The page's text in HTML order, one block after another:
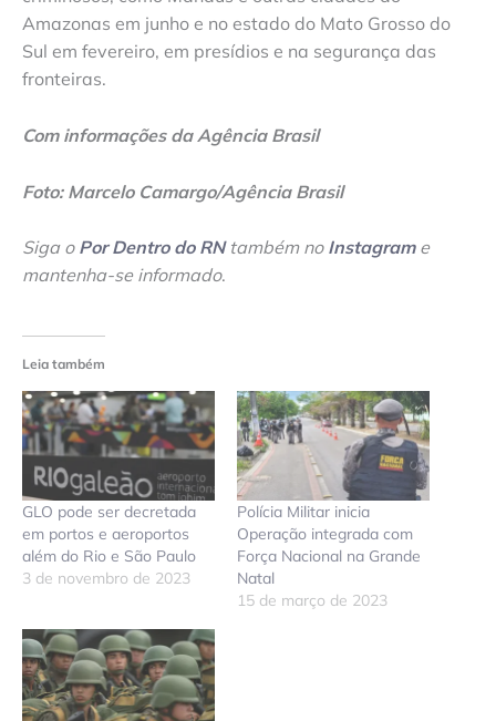
Amazonas em junho e no estado do Mato Grosso do
Sul em fevereiro, em presídios e na segurança das
fronteiras.
Com informações da Agência Brasil
Foto: Marcelo Camargo/Agência Brasil
Siga o Por Dentro do RNtambém no Instagrame
mantenha-se informado.
Leia também
GLO pode ser decretada
em portos e aeroportos
além do Rio e São Paulo
3 de novembro de 2023
Polícia Militar inicia
Operação integrada com
Força Nacional na Grande
Natal
15 de março de 2023